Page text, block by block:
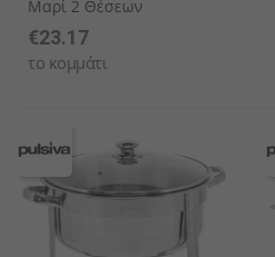
Μαρί 2 Θέσεων
€23.17
το κομμάτι